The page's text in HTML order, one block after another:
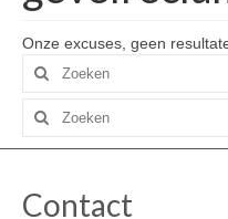
Onze excuses, geen
Zoeken
naar:
Zoeken
naar:
Contact